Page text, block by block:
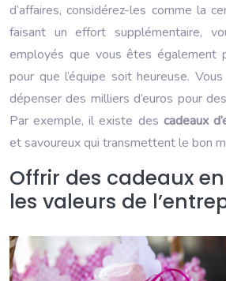
d’affaires, considérez-les comme la
faisant un effort supplémentaire,
employés que vous êtes également
pour que l’équipe soit heureuse.
dépenser des milliers d’euros pour
Par exemple, il existe des cadeaux
et savoureux qui transmettent le bon
Offrir des cadeaux
les valeurs de